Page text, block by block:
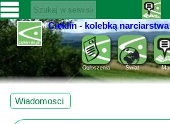
SERWISY
CIEKLIN-
SKI.PL
Wiadomości
Kultura
Cieklin - kolebką
Świat
Ogloszenia
Wiadomosci